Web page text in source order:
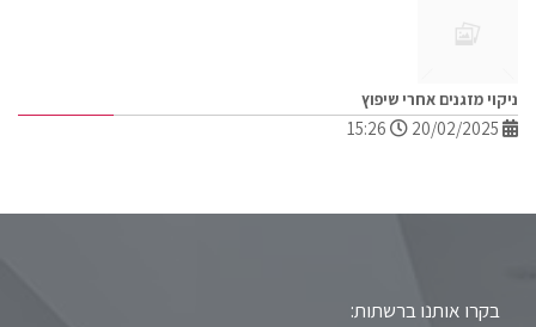
ניקוי מזגנים אחרי שיפוץ
בקרו אותנו ברשתות: